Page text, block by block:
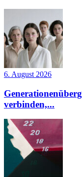
6. August 2026
verbinden,...